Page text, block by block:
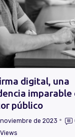
digital, una
imparable
público
de 2023
Views